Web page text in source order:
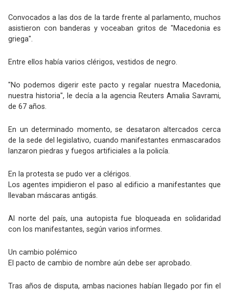
Convocados a las dos de la tarde frente al parlamento, muchos
asistieron con banderas y voceaban gritos de "Macedonia es
griega".
Entre ellos había varios clérigos, vestidos de negro.
"No podemos digerir este pacto y regalar nuestra Macedonia,
nuestra historia", le decía a la agencia Reuters Amalia Savrami,
de 67 años.
En un determinado momento, se desataron altercados cerca
de la sede del legislativo, cuando manifestantes enmascarados
lanzaron piedras y fuegos artificiales a la policía.
En la protesta se pudo ver a clérigos.
Los agentes impidieron el paso al edificio a manifestantes que
llevaban máscaras antigás.
Al norte del país, una autopista fue bloqueada en solidaridad
con los manifestantes, según varios informes.
Un cambio polémico
El pacto de cambio de nombre aún debe ser aprobado.
Tras años de disputa, ambas naciones habían llegado por fin el